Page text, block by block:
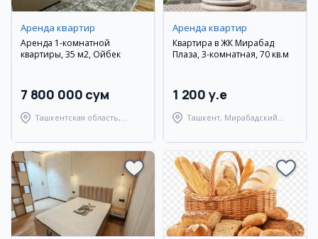
Аренда квартир
Аренда 1-комнатной
квартиры, 35 м2, Ойбек
7 800 000 сум
Ташкентская область,
Аренда квартир
Квартира в ЖК Мирабад
Плаза, 3-комнатная, 70 кв.м
1 200 y.e
Ташкент, Мирабадский